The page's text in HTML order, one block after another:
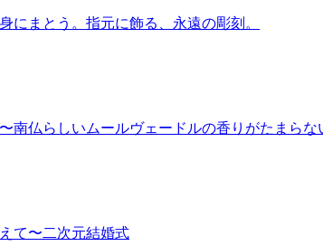
にまとう。指元に飾る、永遠の彫刻。
南仏らしいムールヴェードルの香りがたまら
て〜二次元結婚式